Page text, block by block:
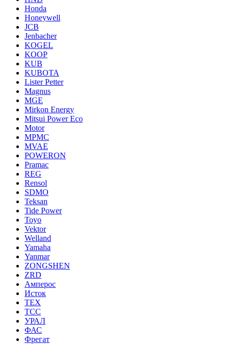
Honda
Honeywell
JCB
Jenbacher
KOGEL
KOOP
KUB
KUBOTA
Lister Petter
Magnus
MGE
Mirkon Energy
Mitsui Power Eco
Motor
MPMC
MVAE
POWERON
Pramac
REG
Rensol
SDMO
Teksan
Tide Power
Toyo
Vektor
Welland
Yamaha
Yanmar
ZONGSHEN
ZRD
Амперос
Исток
ТЕХ
ТСС
УРАЛ
ФАС
Фрегат